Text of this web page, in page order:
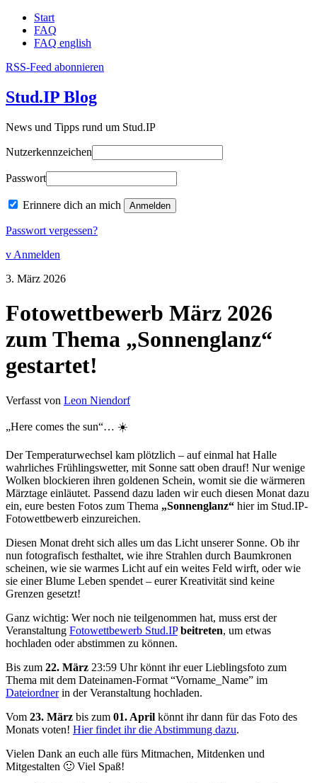
Start
FAQ
FAQ english
RSS-Feed abonnieren
Stud.IP Blog
News und Tipps rund um Stud.IP
Nutzerkennzeichen
Passwort
Erinnere dich an mich
Passwort vergessen?
v Anmelden
3. März 2026
Fotowettbewerb März 2026
zum Thema „Sonnenglanz“
gestartet!
Verfasst von Leon Niendorf
„Here comes the sun“… ☀️
Der Temperaturwechsel kam plötzlich – auf einmal hat Halle
wahrliches Frühlingswetter, mit Sonne satt oben drauf! Nur wenige
Wolken blockieren ihren goldenen Schein, womit sie die wärmeren
Märztage einläutet. Passend dazu laden wir euch diesen Monat dazu
ein, eure besten Fotos zum Thema „Sonnenglanz“ hier im Stud.IP-
Fotowettbewerb einzureichen.
Diesen Monat dreht sich alles um das Licht unserer Sonne. Ob ihr
nun fotografisch festhaltet, wie ihre Strahlen durch Baumkronen
scheinen, wie sie warmes Licht auf ein weites Feld wirft, oder wie
sie einer Blume Leben spendet – eurer Kreativität sind keine
Grenzen gesetzt!
Ganz wichtig: Wer noch nie teilgenommen hat, muss erst der
Veranstaltung Fotowettbewerb Stud.IP beitreten, um etwas
hochladen oder abstimmen zu können.
Bis zum 22. März 23:59 Uhr könnt ihr euer Lieblingsfoto zum
Thema mit dem Dateinamen-Format “Vorname_Name” im
Dateiordnerin der Veranstaltung hochladen.
Vom 23. März bis zum 01. April könnt ihr dann für das Foto des
Monats voten! Hier findet ihr die Abstimmung dazu.
Vielen Dank an euch alle fürs Mitmachen, Mitdenken und
Mitgestalten 🙂 Viel Spaß!